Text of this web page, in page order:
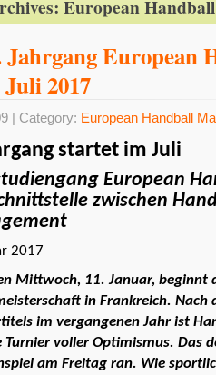
European
Jahrgang European
2017
| Category: European Handball
startet im Juli
European
zwischen
2017
Mittwoch, 11. Januar, beginnt
in Frankreich. Nach
im vergangenen Jahr ist
Turnier voller Optimismus. Das
am Freitag ran. Wie